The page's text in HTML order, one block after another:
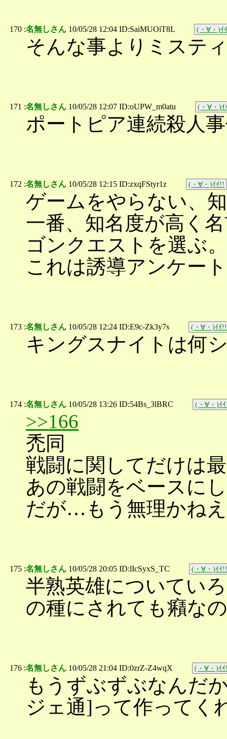
170 :名無しさん 10/05/28 12:04 ID:SaiMUOiT8L (・∀・)ｲ
そんな事よりミステ
171 :名無しさん 10/05/28 12:07 ID:oUPW_m0atu (・∀・)ｲ
ポートピア連続殺人
172 :名無しさん 10/05/28 12:15 ID:zxqFStyr1z (・∀・)ｲｲ!!
ゲームをやらない、
一番、知名度が高く
ゴンクエストを選ぶ。
これは誘導アンケー
173 :名無しさん 10/05/28 12:24 ID:E9c-Zk3y7s (・∀・)ｲｲ!!
キングスナイトは何
174 :名無しさん 10/05/28 13:26 ID:54Bs_3lBRC (・∀・)ｲ
>>166
禿同
戦闘に関してだけは
あの戦闘をベースに
だが…もう無理かねえ
175 :名無しさん 10/05/28 20:05 ID:lIcSyxS_TC (・∀・)ｲｲ!!
半熟英雄についてい
の種にされても癪な
176 :名無しさん 10/05/28 21:04 ID:0zrZ-Z4wqX (・∀・)ｲ
もうずぶずぶなんだ
ジェ通]って作ってく